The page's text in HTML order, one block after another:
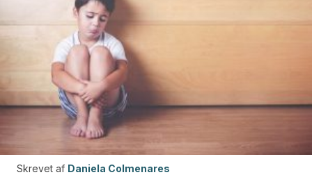
Skrevet af Daniela Colmenares